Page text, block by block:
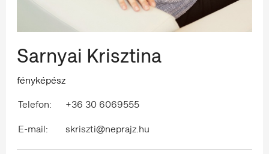
Sarnyai Krisztina
fényképész
Telefon:
+36 30 6069555
E-mail:
skriszti@neprajz.hu